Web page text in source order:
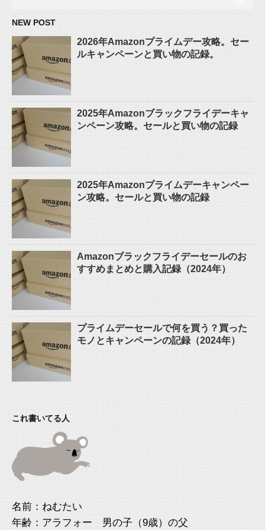
NEW POST
2026年Amazonプライムデー攻略。セー
ルキャンペーンと買い物の記録。
2025年Amazonブラックフライデーキャ
ンペーン攻略。セールと買い物の記録
2025年Amazonプライムデーキャンペー
ン攻略。セールと買い物の記録
Amazonブラックフライデーセールのお
すすめまとめと購入記録（2024年）
プライムデーセールで何を買う？買った
モノとキャンペーンの記録（2024年）
これ書いてる人
名前：ねむたい
年齢：アラフォー 男の子（9歳）の父